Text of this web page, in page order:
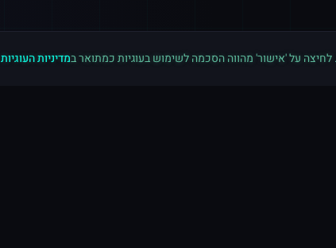
על 'אישור' מהווה הסכמה לשימוש בעוגיות כמתואר במדיניות העוגיות